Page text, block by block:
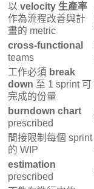
以 velocity 生產率
作為流程改善與計
畫的 metric
cross-functional
teams
工作必須 break
down 至 1 sprint 可
完成的份量
burndown chart
prescribed
間接限制每個 sprint
的 WIP
estimation
prescribed